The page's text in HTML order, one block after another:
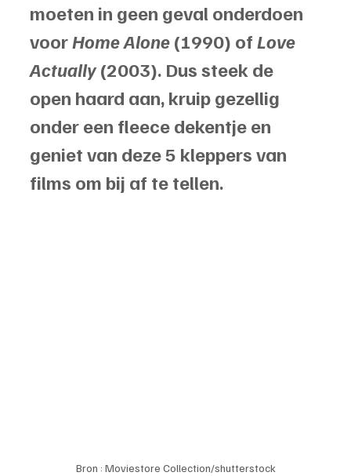
moeten in geen geval onderdoen
voor Home Alone (1990) of Love
Actually (2003). Dus steek de
open haard aan, kruip gezellig
onder een fleece dekentje en
geniet van deze 5 kleppers van
films om bij af te tellen.
Bron : Moviestore Collection/shutterstock